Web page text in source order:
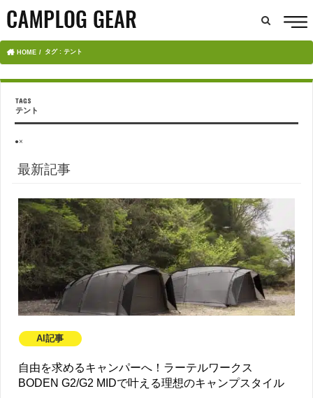
HOME タグ : テント
テント
●×
最新記事
AI記事
自由を求めるキャンパーへ！ラーテルワークス
BODEN G2/G2 MIDで叶える理想のキャンプスタイル